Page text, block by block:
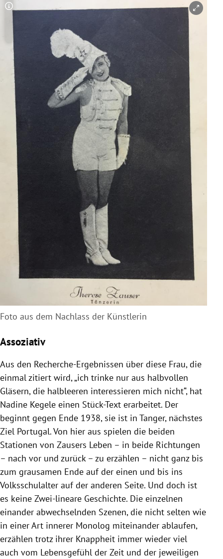
Copyright-Hinweis öffnen/schließen
Foto aus dem Nachlass der Künstlerin
Assoziativ
Aus den Recherche-Ergebnissen über diese Frau, die
einmal zitiert wird, „ich trinke nur aus halbvollen
Gläsern, die halbleeren interessieren mich nicht“, hat
Nadine Kegele einen Stück-Text erarbeitet. Der
beginnt gegen Ende 1938, sie ist in Tanger, nächstes
Ziel Portugal. Von hier aus spielen die beiden
Stationen von Zausers Leben – in beide Richtungen
– nach vor und zurück – zu erzählen – nicht ganz bis
zum grausamen Ende auf der einen und bis ins
Volksschulalter auf der anderen Seite. Und doch ist
es keine Zwei-lineare Geschichte. Die einzelnen
einander abwechselnden Szenen, die nicht selten wie
in einer Art innerer Monolog miteinander ablaufen,
erzählen trotz ihrer Knappheit immer wieder viel
auch vom Lebensgefühl der Zeit und der jeweiligen